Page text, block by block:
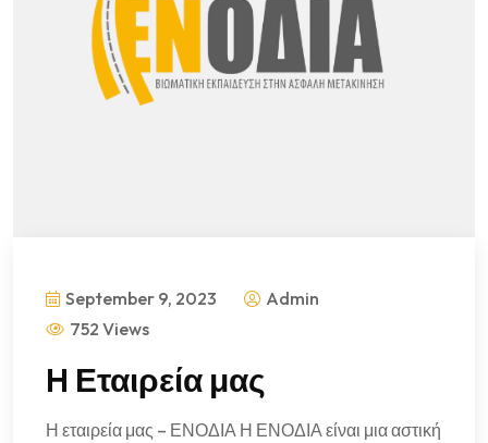
September 9, 2023
Admin
752 Views
H Εταιρεία μας
Η εταιρεία μας – ΕΝΟΔΙΑ Η ΕΝΟΔΙΑ είναι μια αστική